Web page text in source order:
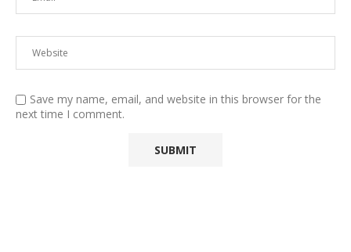
Save my name, email, and website in this browser for the
next time I comment.